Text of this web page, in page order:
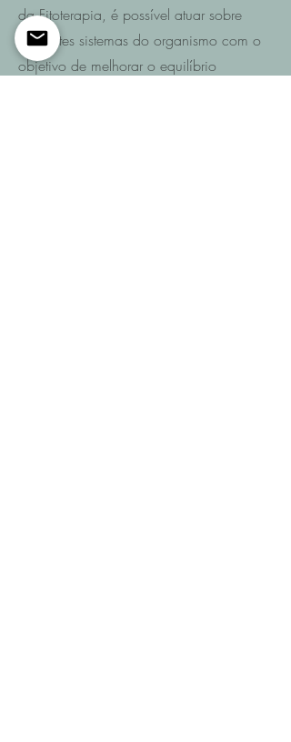
da Fitoterapia, é possível atuar sobre
diferentes sistemas do organismo com o
objetivo de melhorar o equilíbrio